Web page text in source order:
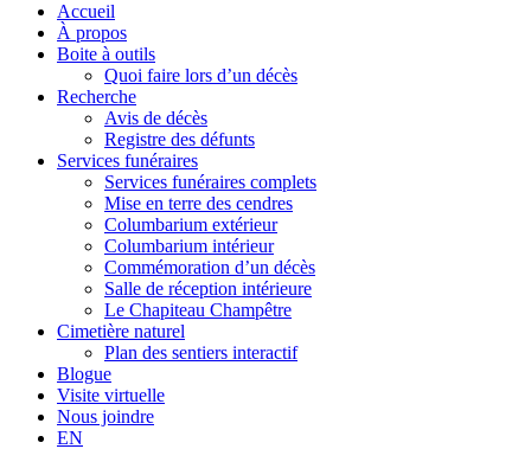
Accueil
À propos
Boite à outils
Quoi faire lors d’un décès
Recherche
Avis de décès
Registre des défunts
Services funéraires
Services funéraires complets
Mise en terre des cendres
Columbarium extérieur
Columbarium intérieur
Commémoration d’un décès
Salle de réception intérieure
Le Chapiteau Champêtre
Cimetière naturel
Plan des sentiers interactif
Blogue
Visite virtuelle
Nous joindre
EN